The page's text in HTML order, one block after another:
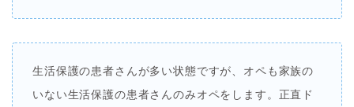
生活保護の患者さんが多い状態ですが、オペも家族の
いない生活保護の患者さんのみオペをします。正直ド